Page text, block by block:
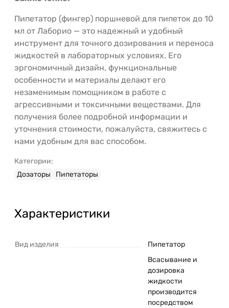
Пипетатор (фингер) поршневой для пипеток до 10
мл от Лаборио — это надежный и удобный
инструмент для точного дозирования и переноса
жидкостей в лабораторных условиях. Его
эргономичный дизайн, функциональные
особенности и материалы делают его
незаменимым помощником в работе с
агрессивными и токсичными веществами. Для
получения более подробной информации и
уточнения стоимости, пожалуйста, свяжитесь с
нами удобным для вас способом.
Категории:
Дозаторы
Пипетаторы
Характеристики
Вид изделия Пипетатор
Всасывание и
дозировка
жидкости
производится
посредством